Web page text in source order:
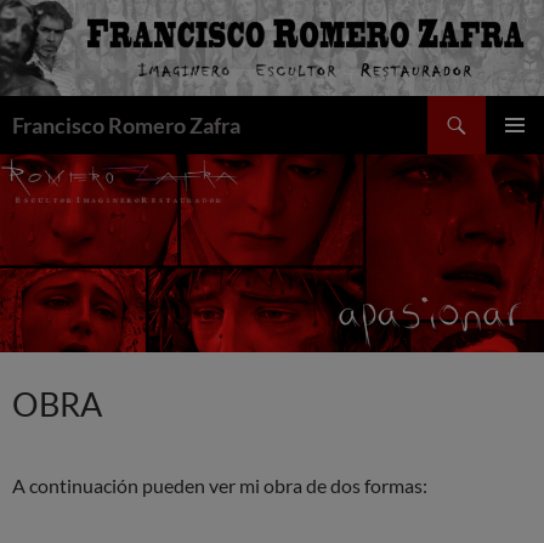
Saltar
al
contenido
Francisco Romero Zafra
MENÚ
OBRA
A continuación pueden ver mi obra de dos formas: